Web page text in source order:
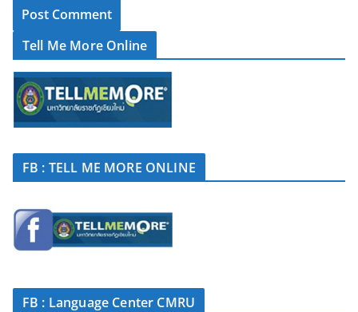
Tell Me More Online
FB : TELL ME MORE ONLINE
FB : Language Center CMRU